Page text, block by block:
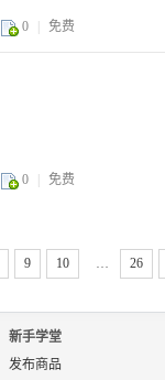
0 免费
0 免费
9 10 … 26
新手学堂
发布商品